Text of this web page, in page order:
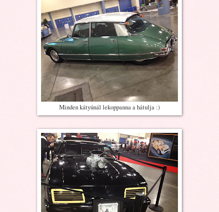
Minden kátyúnál lekoppanna a hátulja :)